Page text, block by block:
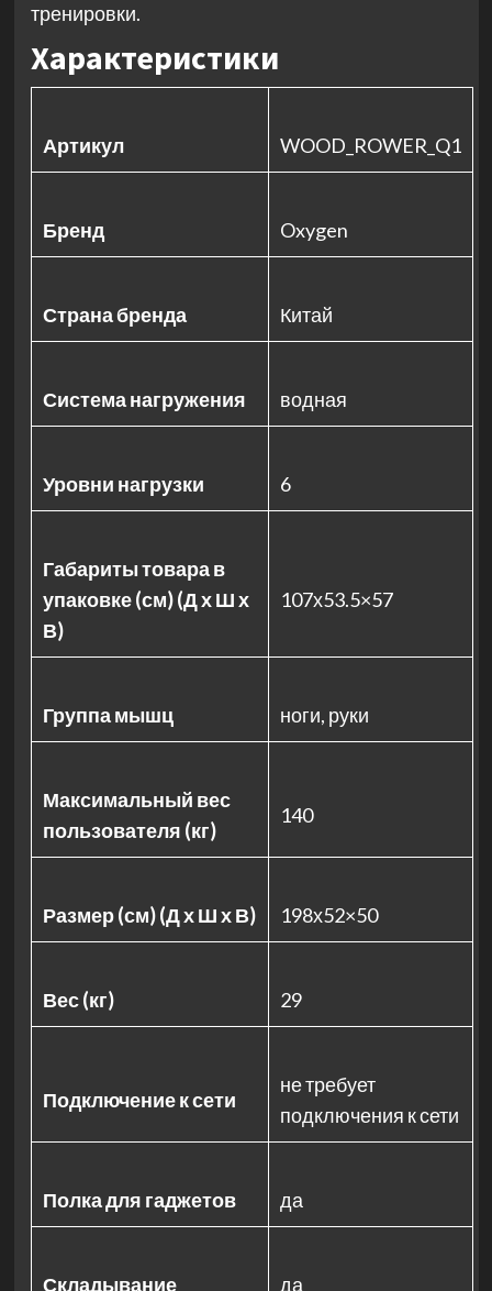
тренировки.
Характеристики
Артикул WOOD_ROWER_Q1
Бренд Oxygen
Страна бренда Китай
Система нагружения водная
Уровни нагрузки 6
Габариты товара в
упаковке (см) (Д х Ш х
В)
107х53.5×57
Группа мышц ноги, руки
Максимальный вес
пользователя (кг)
140
Размер (см) (Д х Ш х В) 198х52×50
Вес (кг) 29
Подключение к сети
не требует
подключения к сети
Полка для гаджетов да
Складывание да